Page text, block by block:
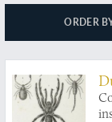
ORDER